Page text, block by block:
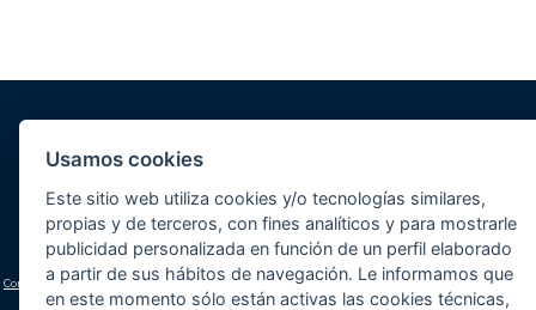
Gunitec Pool Spa, s.l.
José Luis Borges, s/n - Apd. 477
Cómo llegar
Teléfono: +34 965 790 546
lucas@gunitec.com
Volver al inicio
Condiciones generales |Aviso legal y política de privacidad| Política de cookies (configuración)
Usamos cookies
Este sitio web utiliza cookies y/o tecnologías similares,
propias y de terceros, con fines analíticos y para mostrarle
publicidad personalizada en función de un perfil elaborado
a partir de sus hábitos de navegación. Le informamos que
en este momento sólo están activas las cookies técnicas,